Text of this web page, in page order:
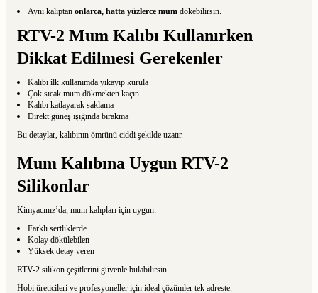
Aynı kalıptan onlarca, hatta yüzlerce mum dökebilirsin.
RTV-2 Mum Kalıbı Kullanırken
Dikkat Edilmesi Gerekenler
Kalıbı ilk kullanımda yıkayıp kurula
Çok sıcak mum dökmekten kaçın
Kalıbı katlayarak saklama
Direkt güneş ışığında bırakma
Bu detaylar, kalıbının ömrünü ciddi şekilde uzatır.
Mum Kalıbına Uygun RTV-2
Silikonlar
Kimyacınız’da, mum kalıpları için uygun:
Farklı sertliklerde
Kolay dökülebilen
Yüksek detay veren
RTV-2 silikon çeşitlerini güvenle bulabilirsin.
Hobi üreticileri ve profesyoneller için ideal çözümler tek adreste.